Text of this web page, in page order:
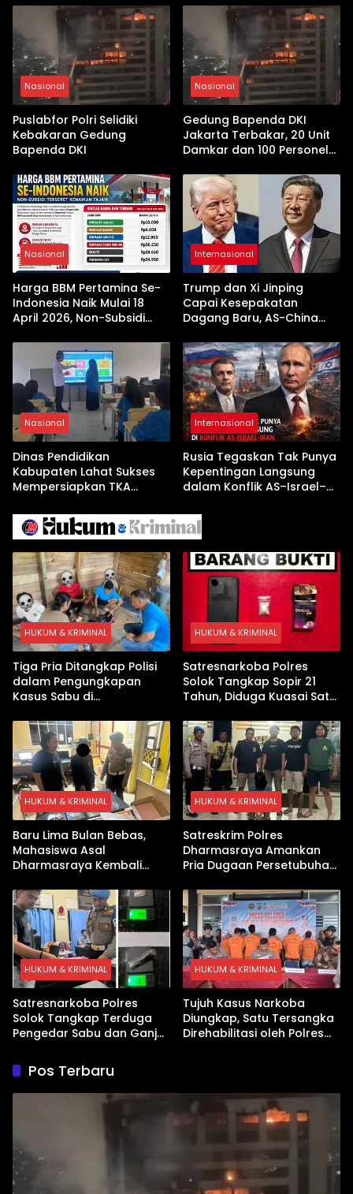
Nasional
Puslabfor Polri Selidiki
Kebakaran Gedung
Bapenda DKI
Nasional
Gedung Bapenda DKI
Jakarta Terbakar, 20 Unit
Damkar dan 100 Personel
Nasional
Harga BBM Pertamina Se-
Indonesia Naik Mulai 18
April 2026, Non-Subsidi
Internasional
Trump dan Xi Jinping
Capai Kesepakatan
Dagang Baru, AS-China
Jelang Kunjungan Beijing
Nasional
Dinas Pendidikan
Kabupaten Lahat Sukses
Mempersiapkan TKA
Pembekalan Latihan Soal
Tanpa Internet
Internasional
Rusia Tegaskan Tak Punya
Kepentingan Langsung
dalam Konflik AS–Israel–
HUKUM & KRIMINAL
Tiga Pria Ditangkap Polisi
dalam Pengungkapan
Kasus Sabu di
Digital hingga Bong Disita
HUKUM & KRIMINAL
Satresnarkoba Polres
Solok Tangkap Sopir 21
Tahun, Diduga Kuasai Satu
HUKUM & KRIMINAL
Baru Lima Bulan Bebas,
Mahasiswa Asal
Dharmasraya Kembali
HUKUM & KRIMINAL
Satreskrim Polres
Dharmasraya Amankan
Pria Dugaan Persetubuhan
HUKUM & KRIMINAL
Satresnarkoba Polres
Solok Tangkap Terduga
Pengedar Sabu dan Ganja
HUKUM & KRIMINAL
Tujuh Kasus Narkoba
Diungkap, Satu Tersangka
Direhabilitasi oleh Polres
Pos Terbaru